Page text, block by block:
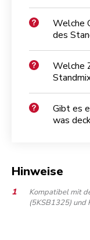
Welche
des
Welche
Gibt es
was
Hinweise
Kompatibel mit
(5KSB1325) und